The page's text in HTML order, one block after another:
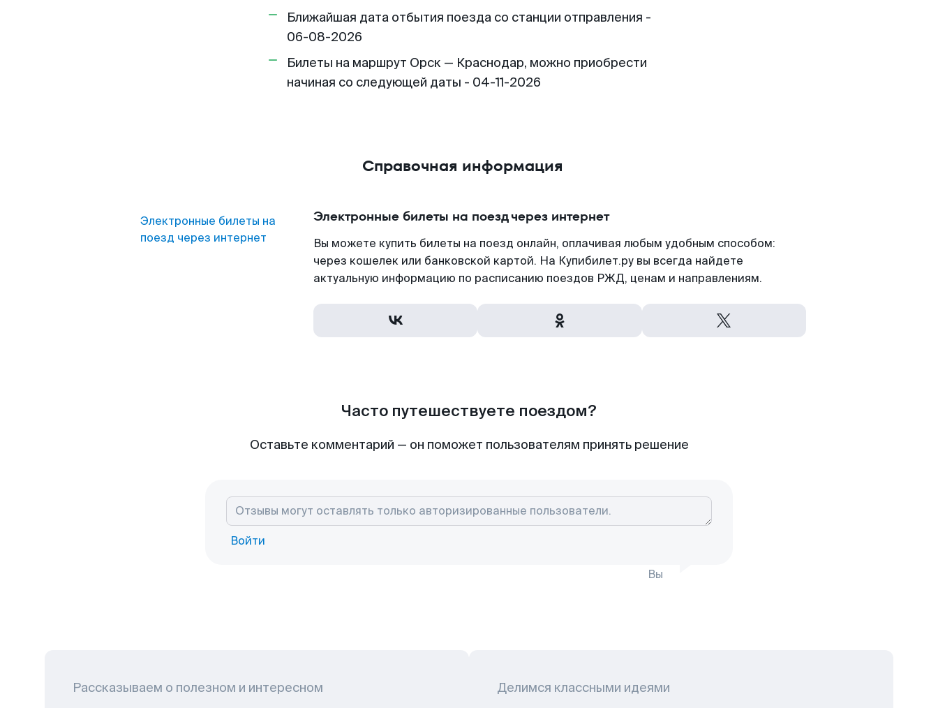
Ближайшая дата отбытия поезда со станции отправления -
06-08-2026
Билеты на маршрут Орск — Краснодар, можно приобрести
начиная со следующей даты - 04-11-2026
Справочная информация
Электронные билеты на
поезд через интернет
Электронные билеты на поезд через интернет
Вы можете купить билеты на поезд онлайн, оплачивая любым удобным способом:
через кошелек или банковской картой. На Купибилет.ру вы всегда найдете
актуальную информацию по расписанию поездов РЖД, ценам и направлениям.
Часто путешествуете поездом?
Оставьте комментарий — он поможет пользователям принять решение
Войти
Вы
Рассказываем о полезном и интересном Делимся классными идеями